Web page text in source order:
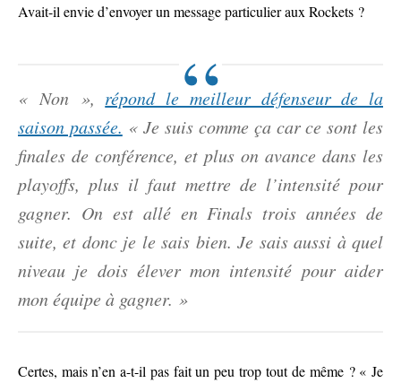
Avait-il envie d’envoyer un message particulier aux Rockets ?
« Non », répond le meilleur défenseur de la
saison passée. « Je suis comme ça car ce sont les
finales de conférence, et plus on avance dans les
playoffs, plus il faut mettre de l’intensité pour
gagner. On est allé en Finals trois années de
suite, et donc je le sais bien. Je sais aussi à quel
niveau je dois élever mon intensité pour aider
mon équipe à gagner. »
Certes, mais n’en a-t-il pas fait un peu trop tout de même ? « Je